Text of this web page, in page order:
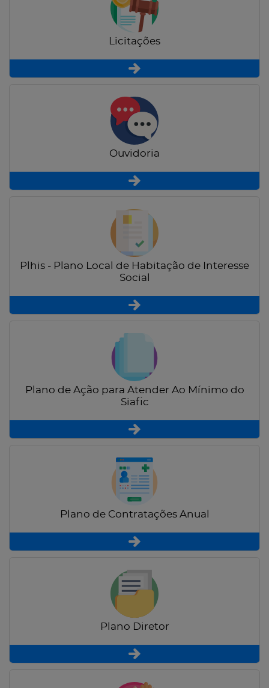
Licitações
Ouvidoria
Plhis - Plano Local de Habitação de Interesse
Social
Plano de Ação para Atender Ao Mínimo do
Siafic
Plano de Contratações Anual
Plano Diretor